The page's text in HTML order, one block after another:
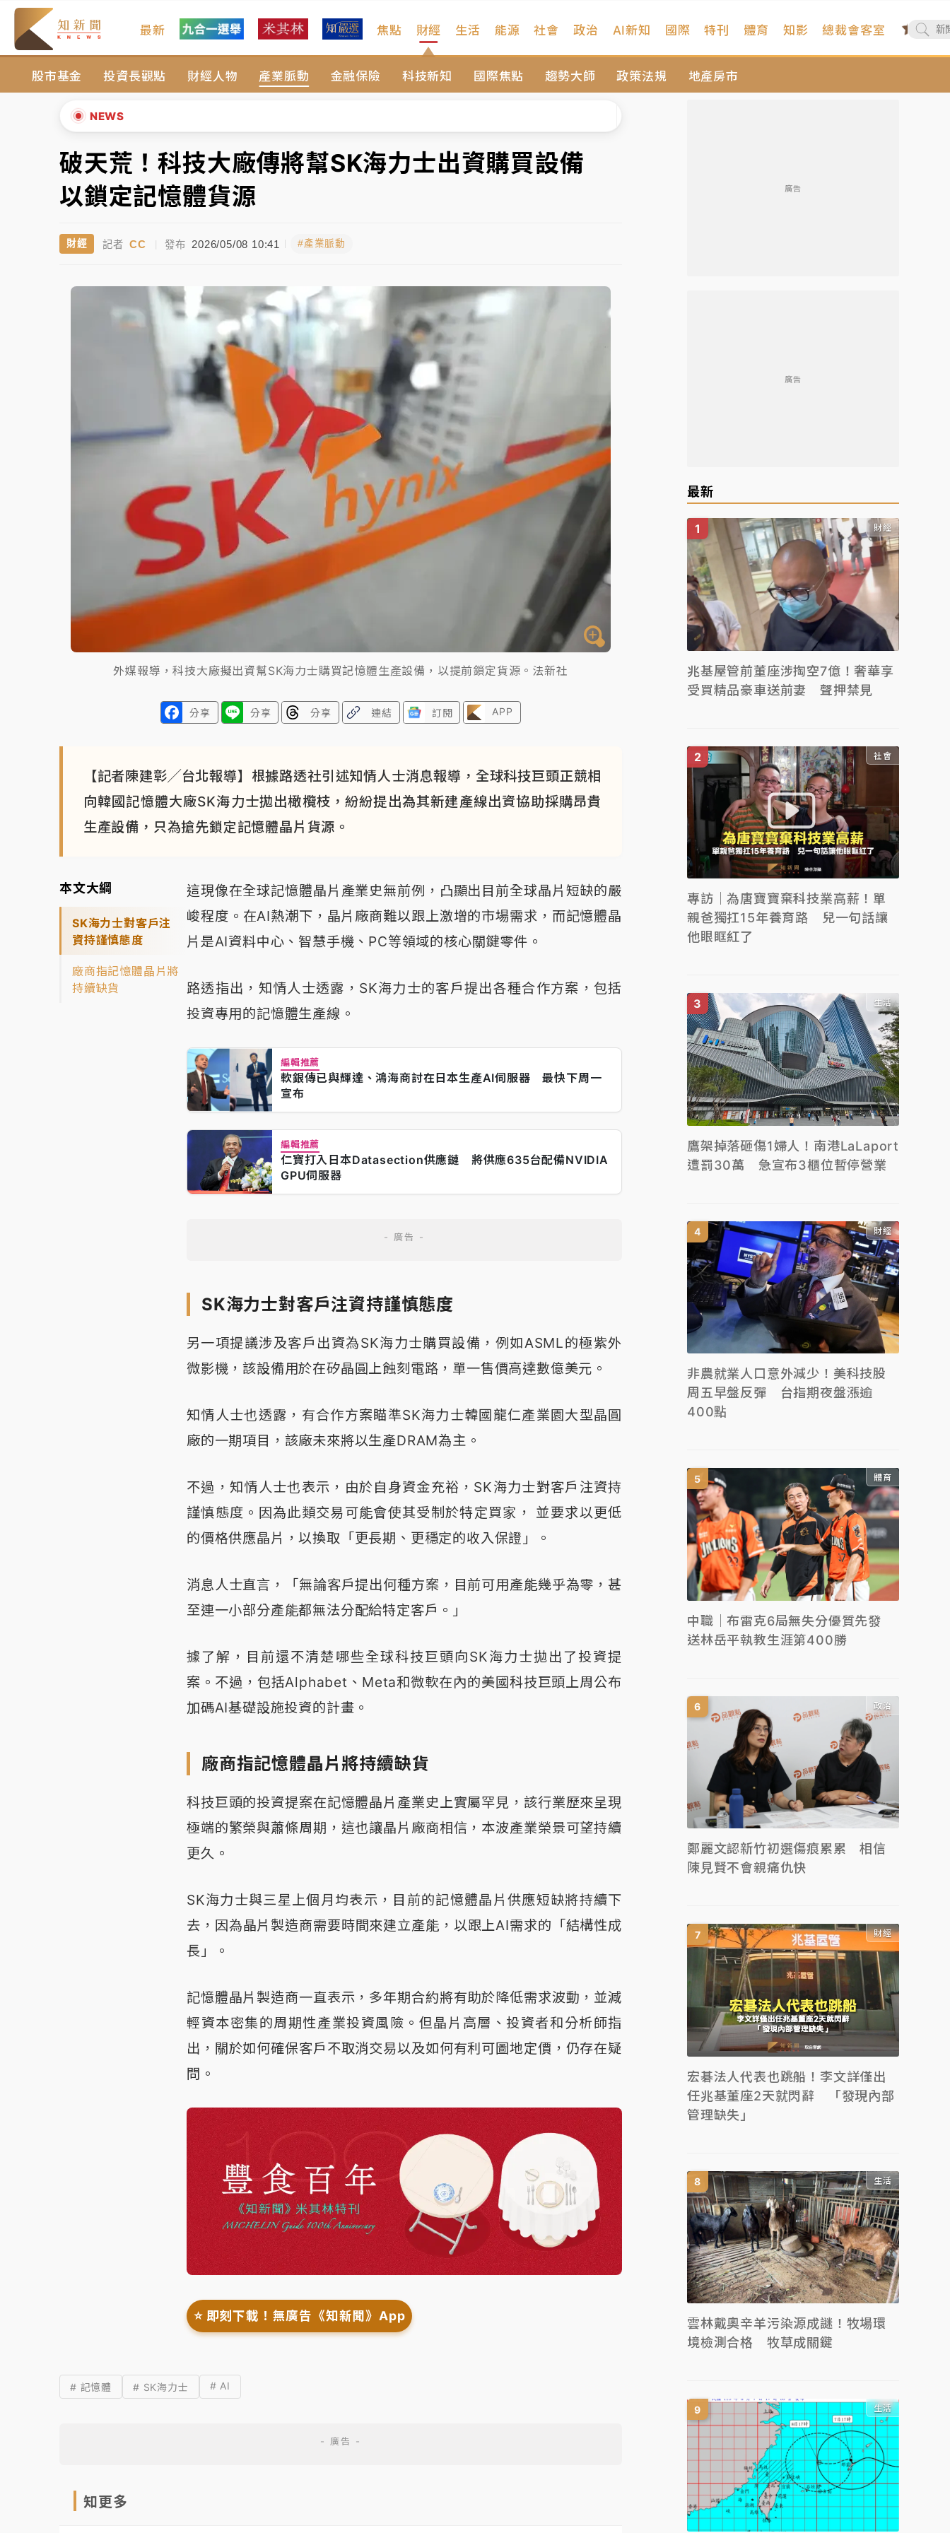
最新 焦點 財經
股市基金 投資長觀點 財經人物 產業脈動 金融保險 科技新知 國際焦點 趨勢大師 政策法規 地產房市
生活 能源 社會 政治 AI新知 國際 特刊 體育 知影 總裁會客室
NEWS
暑假過三周才推「E宿新北打卡趣」！抽獎程序複雜 觀旅局回應了
中信慈善基金會想增加董事人數！辜仲諒向法院聲請遭駁 理由曝光
故宮《龍藏經》特展第2檔！今線上預約開賣一度塞車 周六起展出延長至晚上7時
台東農業處長涉圖利渡假村！東檢抗告成功 今重開羈押庭
女律師陳昱瑄詐慈濟10億！黃金158kg遭查扣畫面曝光
中信慈善基金會想增加董事人數！辜仲諒向法院聲請遭駁 理由曝光
故宮《龍藏經》特展第2檔！今線上預約開賣一度塞車 周六起展出延長至晚上7時
台東農業處長涉圖利渡假村！東檢抗告成功 今重開羈押庭
父親節泡湯了！中颱白海豚雨彈轟3天 「紅到發紫」降雨熱區曝
▲
▼
破天荒！科技大廠傳將幫SK海力士出資購買設備
以鎖定記憶體貨源
財經 記者 CC | 發布 2026/05/08 10:41 #產業脈動
外媒報導，科技大廠擬出資幫SK海力士購買記憶體生產設備，以提前鎖定貨源。法新社
分享 分享 分享 連結 訂閱 APP
【記者陳建彰╱台北報導】根據路透社引述知情人士消息報導，全球科技巨頭正競相
向韓國記憶體大廠SK海力士拋出橄欖枝，紛紛提出為其新建產線出資協助採購昂貴
生產設備，只為搶先鎖定記憶體晶片貨源。
本文大綱
SK海力士對客戶注
資持謹慎態度
廠商指記憶體晶片將
持續缺貨
這現像在全球記憶體晶片產業史無前例，凸顯出目前全球晶片短缺的嚴
峻程度。在AI熱潮下，晶片廠商難以跟上激增的市場需求，而記憶體晶
片是AI資料中心、智慧手機、PC等領域的核心關鍵零件。
路透指出，知情人士透露，SK海力士的客戶提出各種合作方案，包括
投資專用的記憶體生產線。
編輯推薦
軟銀傳已與輝達、鴻海商討在日本生產AI伺服器 最快下周一
宣布
編輯推薦
仁寶打入日本Datasection供應鏈 將供應635台配備NVIDIA
GPU伺服器
SK海力士對客戶注資持謹慎態度
另一項提議涉及客戶出資為SK海力士購買設備，例如ASML的極紫外
微影機，該設備用於在矽晶圓上蝕刻電路，單一售價高達數億美元。
知情人士也透露，有合作方案瞄準SK海力士韓國龍仁產業園大型晶圓
廠的一期項目，該廠未來將以生產DRAM為主。
不過，知情人士也表示，由於自身資金充裕，SK海力士對客戶注資持
謹慎態度。因為此類交易可能會使其受制於特定買家， 並要求以更低
的價格供應晶片，以換取「更長期、更穩定的收入保證」。
消息人士直言，「無論客戶提出何種方案，目前可用產能幾乎為零，甚
至連一小部分產能都無法分配給特定客戶。」
據了解，目前還不清楚哪些全球科技巨頭向SK海力士拋出了投資提
案。不過，包括Alphabet、Meta和微軟在內的美國科技巨頭上周公布
加碼AI基礎設施投資的計畫。
廠商指記憶體晶片將持續缺貨
科技巨頭的投資提案在記憶體晶片產業史上實屬罕見，該行業歷來呈現
極端的繁榮與蕭條周期，這也讓晶片廠商相信，本波產業榮景可望持續
更久。
SK海力士與三星上個月均表示，目前的記憶體晶片供應短缺將持續下
去，因為晶片製造商需要時間來建立產能，以跟上AI需求的「結構性成
長」。
記憶體晶片製造商一直表示，多年期合約將有助於降低需求波動，並減
輕資本密集的周期性產業投資風險。但晶片高層、投資者和分析師指
出，關於如何確保客戶不取消交易以及如何有利可圖地定價，仍存在疑
問。
⭐️ 即刻下載！無廣告《知新聞》App
# 記憶體 # SK海力士 # AI
知更多
廣告
廣告
最新
財經
兆基屋管前董座涉掏空7億！奢華享
受買精品豪車送前妻 聲押禁見
社會
專訪｜為唐寶寶棄科技業高薪！單
親爸獨扛15年養育路 兒一句話讓
他眼眶紅了
生活
鷹架掉落砸傷1婦人！南港LaLaport
遭罰30萬 急宣布3櫃位暫停營業
財經
非農就業人口意外減少！美科技股
周五早盤反彈 台指期夜盤漲逾
400點
體育
中職｜布雷克6局無失分優質先發
送林岳平執教生涯第400勝
政治
鄭麗文認新竹初選傷痕累累 相信
陳見賢不會親痛仇快
財經
宏碁法人代表也跳船！李文詳僅出
任兆基董座2天就閃辭 「發現內部
管理缺失」
生活
雲林戴奧辛羊污染源成謎！牧場環
境檢測合格 牧草成關鍵
生活